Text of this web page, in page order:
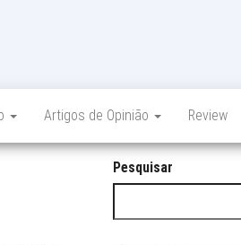
Artigos de Opinião Review
Pesquisar